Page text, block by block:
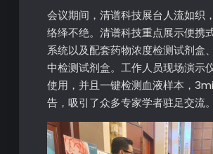
会议期间，清谱科技展台人流如织
络绎不绝。清谱科技重点展示便携
系统以及配套药物浓度检测试剂盒
中检测试剂盒。工作人员现场演示
使用，并且一键检测血液样本，
告，吸引了众多专家学者驻足交流。